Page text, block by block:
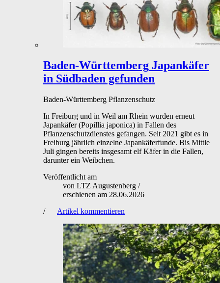
Baden-Württemberg Japankäfer
in Südbaden gefunden
Baden-Württemberg Pflanzenschutz
In Freiburg und in Weil am Rhein wurden erneut
Japankäfer (Popillia japonica) in Fallen des
Pflanzenschutzdienstes gefangen. Seit 2021 gibt es in
Freiburg jährlich einzelne Japankäferfunde. Bis Mittle
Juli gingen bereits insgesamt elf Käfer in die Fallen,
darunter ein Weibchen.
Veröffentlicht am
von LTZ Augustenberg /
erschienen am 28.06.2026
/
Artikel kommentieren